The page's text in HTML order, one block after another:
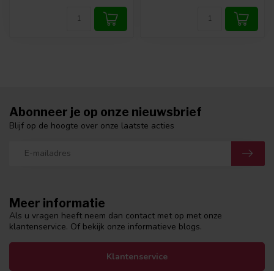
Meer informatie
Als u vragen heeft neem dan contact met op met onze
klantenservice. Of bekijk onze informatieve blogs.
Klantenservice
Abonneer je op onze nieuwsbrief
Blijf op de hoogte over onze laatste acties